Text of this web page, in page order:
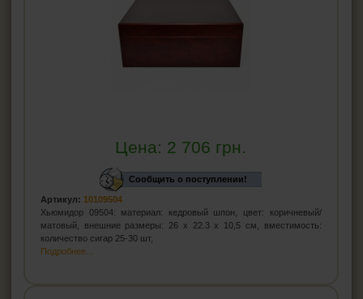
Цена: 2 706 грн.
Сообщить о поступлении!
Артикул: 10109504
Хьюмидор 09504: материал: кедровый шпон, цвет: коричневый/
матовый, внешние размеры: 26 х 22.3 х 10,5 см, вместимость:
количество сигар 25-30 шт,
Подробнее...